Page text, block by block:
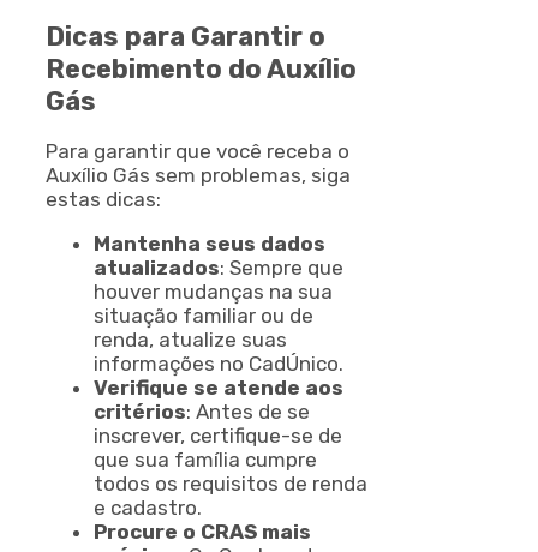
Dicas para Garantir o
Recebimento do Auxílio
Gás
Para garantir que você receba o
Auxílio Gás sem problemas, siga
estas dicas:
Mantenha seus dados
atualizados: Sempre que
houver mudanças na sua
situação familiar ou de
renda, atualize suas
informações no CadÚnico.
Verifique se atende aos
critérios: Antes de se
inscrever, certifique-se de
que sua família cumpre
todos os requisitos de renda
e cadastro.
Procure o CRAS mais